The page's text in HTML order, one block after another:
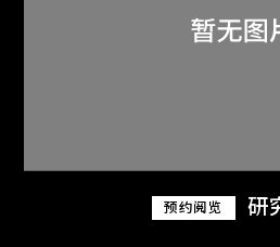
预约阅览 研
关于M+藏品
探索世界顶级的二十及